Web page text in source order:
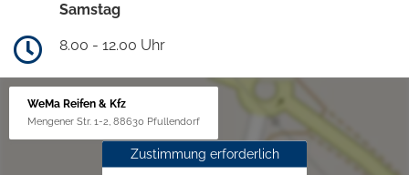
Samstag
8.00 - 12.00 Uhr
WeMa Reifen & Kfz
Mengener Str. 1-2, 88630 Pfullendorf
Zustimmung erforderlich